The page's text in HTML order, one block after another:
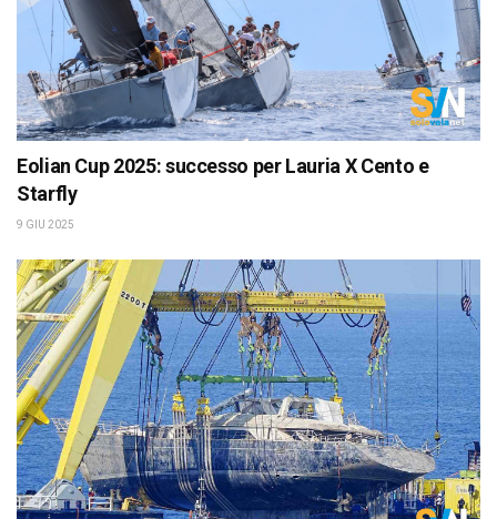
Eolian Cup 2025: successo per Lauria X Cento e
Starfly
9 GIU 2025